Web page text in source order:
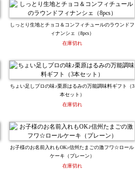
しっとり生地とチョコ＆コンフィチュールのラウンドフ
ィナンシェ（8pcs）
在庫切れ
ちょい足しプロの味♪栗原はるみの万能調味料ギフト（3
本セット）
在庫切れ
お子様のお名前入れもOK♪信州たまごの激フワ☆ロール
ケーキ（プレーン）
在庫切れ